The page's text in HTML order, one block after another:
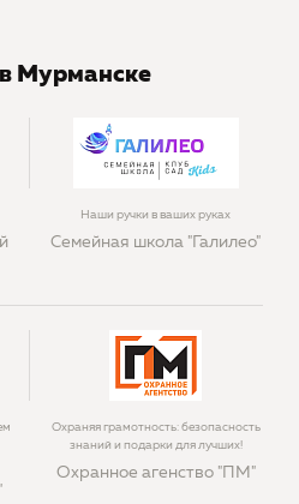
Мурманске
Наши ручки в ваших руках
Семейная школа "Галилео"
Охраняя грамотность: безопасность
знаний и подарки для лучших!
Охранное агенство "ПМ"